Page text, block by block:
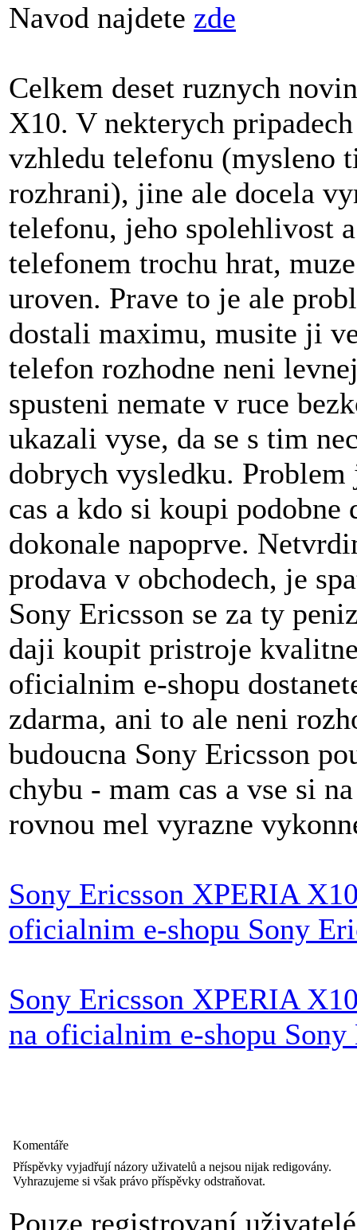
Navod najdete zde
Celkem deset ruznych
X10. V nekterych
vzhledu telefonu (mysleno
rozhrani), jine ale docela
telefonu, jeho spolehlivost
telefonem trochu hrat,
uroven. Prave to je ale
dostali maximu, musite ji
telefon rozhodne neni
spusteni nemate v ruce
ukazali vyse, da se s tim
dobrych vysledku.
cas a kdo si koupi podobne
dokonale napoprve.
prodava v obchodech, je
Sony Ericsson se za ty
daji koupit pristroje
oficialnim e-shopu
zdarma, ani to ale neni
budoucna Sony Ericsson
chybu - mam cas a vse si
rovnou mel vyrazne
Sony Ericsson XPERIA
oficialnim e-shopu Sony
Sony Ericsson XPERIA
na oficialnim e-shopu Sony
Komentáře
Příspěvky vyjadřují názory uživatelů a nejsou nijak redigovány.
Vyhrazujeme si však právo příspěvky odstraňovat.
Pouze registrovaní